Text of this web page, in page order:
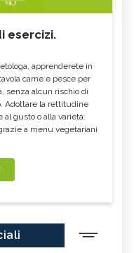
esercizi.
apprenderete in
carne e pesce per
senza alcun rischio di
Adottare la rettitudine
gusto o alla varietà:
a menu vegetariani